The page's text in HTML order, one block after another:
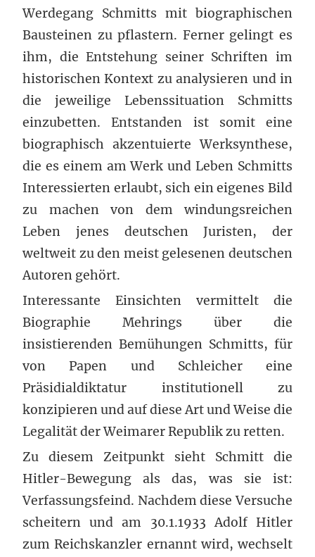
Werdegang Schmitts mit biographischen
Bausteinen zu pflastern. Ferner gelingt es
ihm, die Entstehung seiner Schriften im
historischen Kontext zu analysieren und in
die jeweilige Lebenssituation Schmitts
einzubetten. Entstanden ist somit eine
biographisch akzentuierte Werksynthese,
die es einem am Werk und Leben Schmitts
Interessierten erlaubt, sich ein eigenes Bild
zu machen von dem windungsreichen
Leben jenes deutschen Juristen, der
weltweit zu den meist gelesenen deutschen
Autoren gehört.
Interessante Einsichten vermittelt die
Biographie Mehrings über die
insistierenden Bemühungen Schmitts, für
von Papen und Schleicher eine
Präsidialdiktatur institutionell zu
konzipieren und auf diese Art und Weise die
Legalität der Weimarer Republik zu retten.
Zu diesem Zeitpunkt sieht Schmitt die
Hitler-Bewegung als das, was sie ist:
Verfassungsfeind. Nachdem diese Versuche
scheitern und am 30.1.1933 Adolf Hitler
zum Reichskanzler ernannt wird, wechselt